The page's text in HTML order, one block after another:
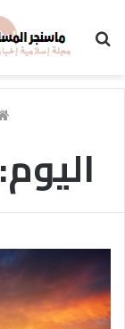
اليوم: